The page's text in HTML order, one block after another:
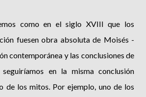
como en el siglo XVIII que los
fuesen obra absoluta de Moisés -
contemporánea y las conclusiones de
en la misma conclusión
de los mitos. Por ejemplo, uno de los